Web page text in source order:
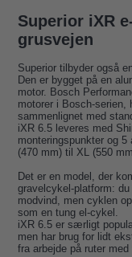
Superior iXR
grusvejen
Superior tilbyder også
Den er bygget på en
motor. Bosch
motorer i Bosch-
sammenlignet med
iXR 6.5 leveres med
monteringspunkter og
(470 mm) til XL (550
Det er en model, der
gravelcykel-platform:
modvind, men cyklen
som en tung el-cykel.
iXR 6.5 er særligt
men har brug for lidt
fra arbejde på ruter